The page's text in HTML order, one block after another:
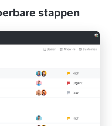
stappen